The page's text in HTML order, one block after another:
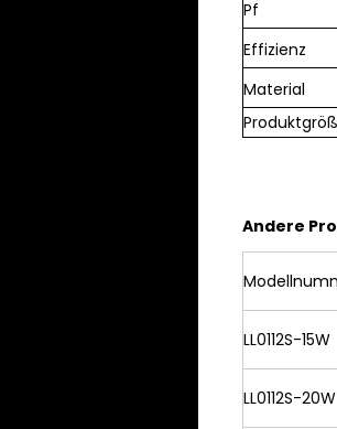
Pf
Effizienz
Material
Andere
LL0112S-15W
LL0112S-20W